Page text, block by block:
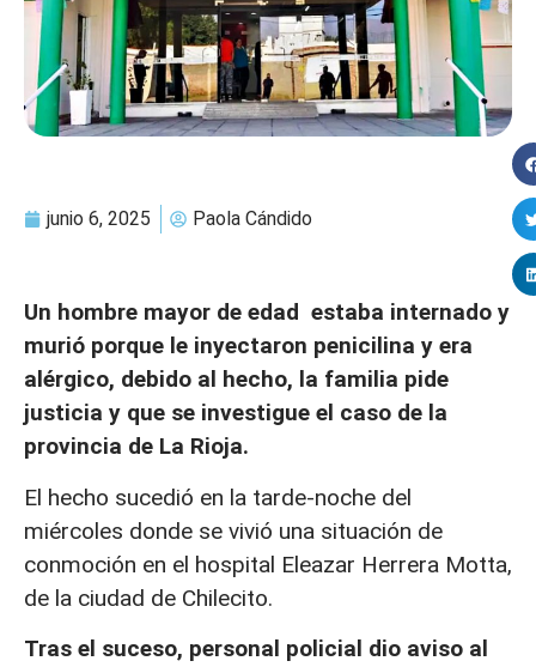
junio 6, 2025 Paola Cándido
Un hombre mayor de edad estaba internado y
murió porque le inyectaron penicilina y era
alérgico, debido al hecho, la familia pide
justicia y que se investigue el caso de la
provincia de La Rioja.
El hecho sucedió en la tarde-noche del
miércoles donde se vivió una situación de
conmoción en el hospital Eleazar Herrera Motta,
de la ciudad de Chilecito.
Tras el suceso, personal policial dio aviso al